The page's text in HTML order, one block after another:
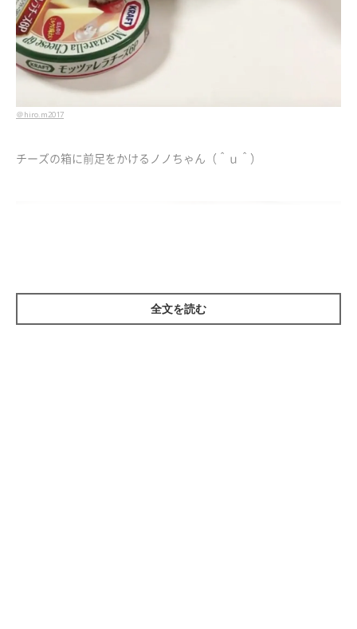
＠hiro.m2017
チーズの箱に前足をかけるノノちゃん（＾ｕ＾）
全文を読む